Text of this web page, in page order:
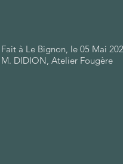
Fait à Le Bignon, le 05 Mai
M. DIDION, Atelier Fougère